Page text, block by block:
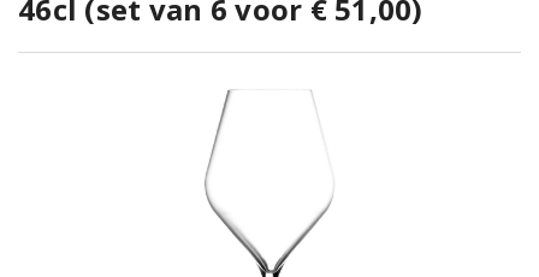
46cl (set van 6 voor € 51,00)